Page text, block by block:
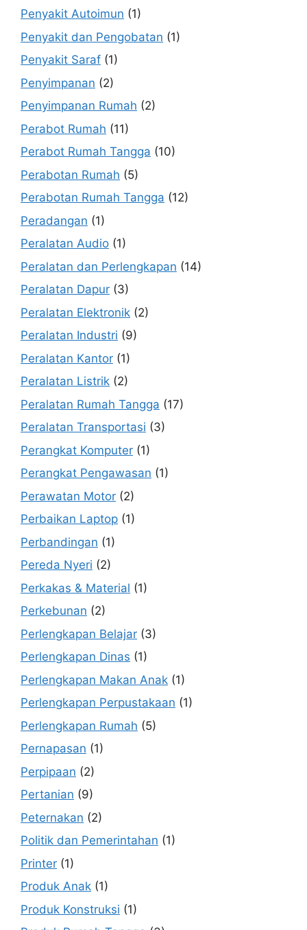
Penyakit Autoimun (1)
Penyakit dan Pengobatan (1)
Penyakit Saraf (1)
Penyimpanan (2)
Penyimpanan Rumah (2)
Perabot Rumah (11)
Perabot Rumah Tangga (10)
Perabotan Rumah (5)
Perabotan Rumah Tangga (12)
Peradangan (1)
Peralatan Audio (1)
Peralatan dan Perlengkapan (14)
Peralatan Dapur (3)
Peralatan Elektronik (2)
Peralatan Industri (9)
Peralatan Kantor (1)
Peralatan Listrik (2)
Peralatan Rumah Tangga (17)
Peralatan Transportasi (3)
Perangkat Komputer (1)
Perangkat Pengawasan (1)
Perawatan Motor (2)
Perbaikan Laptop (1)
Perbandingan (1)
Pereda Nyeri (2)
Perkakas & Material (1)
Perkebunan (2)
Perlengkapan Belajar (3)
Perlengkapan Dinas (1)
Perlengkapan Makan Anak (1)
Perlengkapan Perpustakaan (1)
Perlengkapan Rumah (5)
Pernapasan (1)
Perpipaan (2)
Pertanian (9)
Peternakan (2)
Politik dan Pemerintahan (1)
Printer (1)
Produk Anak (1)
Produk Konstruksi (1)